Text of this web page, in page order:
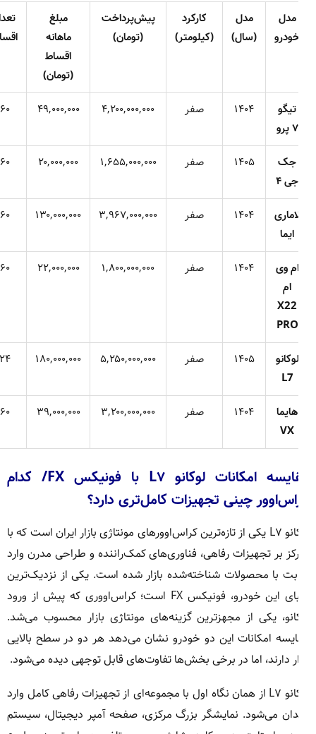
مدل
مدل
(سال)
کارکرد
(کیلومتر)
پیش‌پرداخت
(تومان)
مبلغ
ماهانه
اقساط
(تومان)
تعداد
اقساط
تیگو
۱۴۰۴ صفر ۴,۲۰۰,۰۰۰,۰۰۰ ۴۹,۰۰۰,۰۰۰
جک
۱۴۰۵ صفر ۱,۶۵۵,۰۰۰,۰۰۰ ۲۰,۰۰۰,۰۰۰
۱۴۰۴ صفر ۳,۹۶۷,۰۰۰,۰۰۰ ۱۳۰,۰۰۰,۰۰۰
ام وی
X22
PRO
۱۴۰۴ صفر ۱,۸۰۰,۰۰۰,۰۰۰ ۲۲,۰۰۰,۰۰۰
لوکانو
۱۴۰۵ صفر ۵,۲۵۰,۰۰۰,۰۰۰ ۱۸۰,۰۰۰,۰۰۰
هایما
۱۴۰۴ صفر ۳,۲۰۰,۰۰۰,۰۰۰ ۳۹,۰۰۰,۰۰۰
مقایسه امکانات لوکانو L۷ با فونیکس FX/ کدام
چینی تجهیزات کامل‌تری دارد؟
لوکانو L۷ یکی از تازه‌ترین کراس‌اوورهای مونتاژی بازار ایران است که با
بر تجهیزات رفاهی، فناوری‌های کمک‌راننده و طراحی مدرن وارد
با محصولات شناخته‌شده بازار شده است. یکی از نزدیک‌ترین
رقبای این خودرو، فونیکس FX است؛ کراس‌اووری که پیش از ورود
یکی از مجهزترین گزینه‌های مونتاژی بازار محسوب می‌شد.
امکانات این دو خودرو نشان می‌دهد هر دو در سطح بالایی
دارند، اما در برخی بخش‌ها تفاوت‌های قابل توجهی دیده می‌شود.
لوکانو L۷ از همان نگاه اول با مجموعه‌ای از تجهیزات رفاهی کامل وارد
می‌شود. نمایشگر بزرگ مرکزی، صفحه آمپر دیجیتال، سیستم